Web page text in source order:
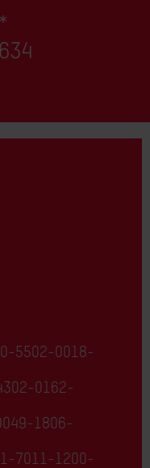
5502-0018-
0162-
1806-
7011-1200-